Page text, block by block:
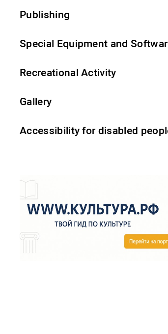
Publishing
Special Equipment and
Recreational Activity
Gallery
Accessibility for disabled